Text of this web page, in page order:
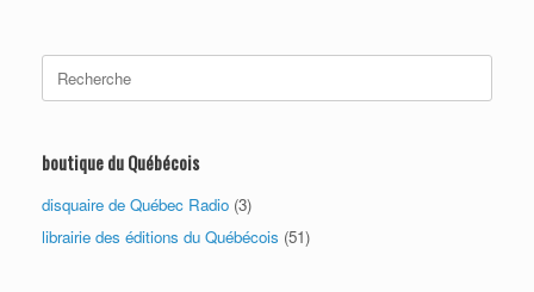
Search
for:
boutique du Québécois
disquaire de Québec Radio (3)
librairie des éditions du Québécois (51)